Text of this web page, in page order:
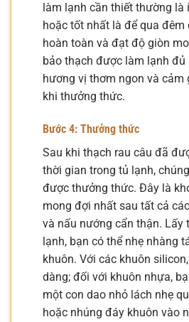
làm lạnh cần thiết thường là
hoặc tốt nhất là để qua đêm
hoàn toàn và đạt độ giòn
bảo thạch được làm lạnh đủ
hương vị thơm ngon và cảm
khi thưởng thức.
Bước 4: Thưởng thức
Sau khi thạch rau câu đã
thời gian trong tủ lạnh,
được thưởng thức. Đây là
mong đợi nhất sau tất cả
và nấu nướng cẩn thận. Lấy
lạnh, bạn có thể nhẹ nhàng
khuôn. Với các khuôn
dàng; đối với khuôn nhựa,
một con dao nhỏ lách nhẹ
hoặc nhúng đáy khuôn vào